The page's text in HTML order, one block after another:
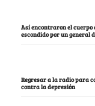
Así encontraron el cuerpo
escondido por un general
Regresar a la radio para
contra la depresión